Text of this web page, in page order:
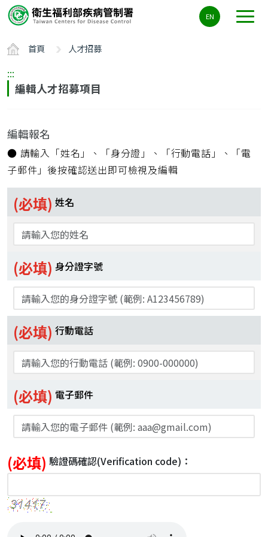
要
容
ALT+C
EN
首頁 人才招募
:::
編輯人才招募項目
編輯報名
● 請輸入「姓名」、「身分證」、「行動電話」、「電
子郵件」後按確認送出即可檢視及編輯
(必填) 姓名
(必填) 身分證字號
(必填) 行動電話
(必填) 電子郵件
(必填) 驗證碼確認(Verification code) ：